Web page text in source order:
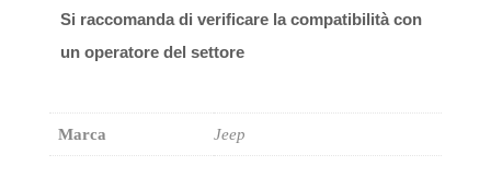
Si raccomanda di verificare la compatibilità con
un operatore del settore
Marca Jeep